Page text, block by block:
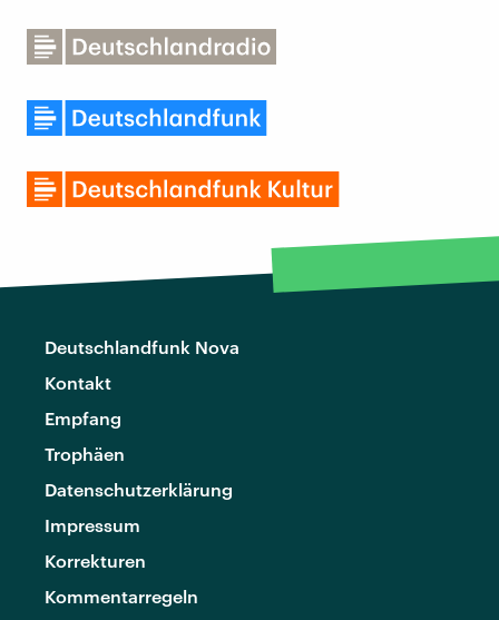
Deutschlandfunk Nova
Kontakt
Empfang
Trophäen
Datenschutzerklärung
Impressum
Korrekturen
Kommentarregeln